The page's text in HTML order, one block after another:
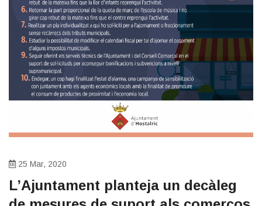
25 Mar, 2020
L’Ajuntament planteja un decàleg